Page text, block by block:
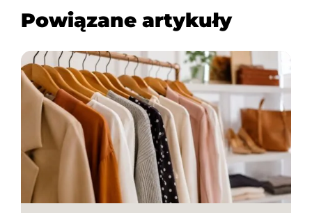
Powiązane artykuły